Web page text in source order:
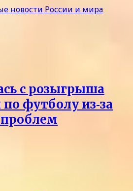
с розыгрыша
футболу из‑за